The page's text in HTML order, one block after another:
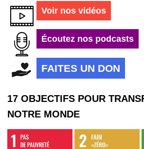
Voir nos vidéos
Écoutez nos podcasts
FAITES UN DON
17 OBJECTIFS POUR
NOTRE MONDE